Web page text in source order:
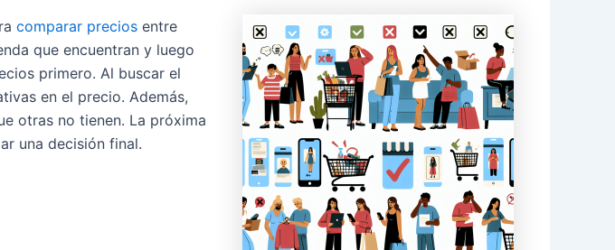
comparar precios entre
que encuentran y luego
primero. Al buscar el
en el precio. Además,
otras no tienen. La próxima
una decisión final.